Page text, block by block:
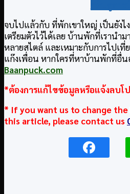
จบไปแล้วกับ ที่พักเขาใหญ่ เป็นยังไ
เตรียมตัวไว้ได้เลย บ้านพักที่เราน
หลายสไตล์ และเหมาะกับการไปเที่
แก๊งเพื่อน หากใครที่หาบ้านพักที่อื่
Baanpuck.com
*ต้องการแก้ไขข้อมูลหรือแจ้งลบโ
* If you want us to change
this article, please contact us